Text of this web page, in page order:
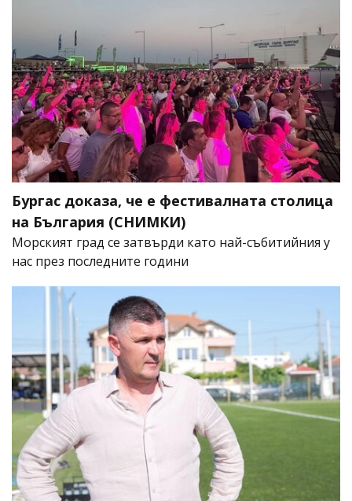
Бургас доказа, че е фестивалната столица
на България (СНИМКИ)
Морският град се затвърди като най-събитийния у
нас през последните години